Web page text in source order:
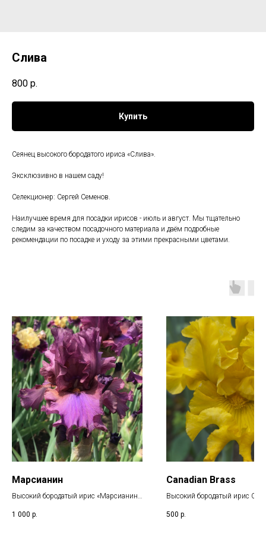
Слива
800 р.
Купить
Сеянец высокого бородатого ириса «Слива».
Эксклюзивно в нашем саду!
Селекционер: Сергей Семенов.
Наилучшее время для посадки ирисов - июль и август. Мы тщательно
следим за качеством посадочного материала и даём подробные
рекомендации по посадке и уходу за этими прекрасными цветами.
Марсианин
Высокий бородатый ирис «Марсианин».
Эксклюзивная новинка нашего сада!
1 000 р.
Canadian Brass
Высокий бородатый ирис
латуни и старого золота в
500 р.